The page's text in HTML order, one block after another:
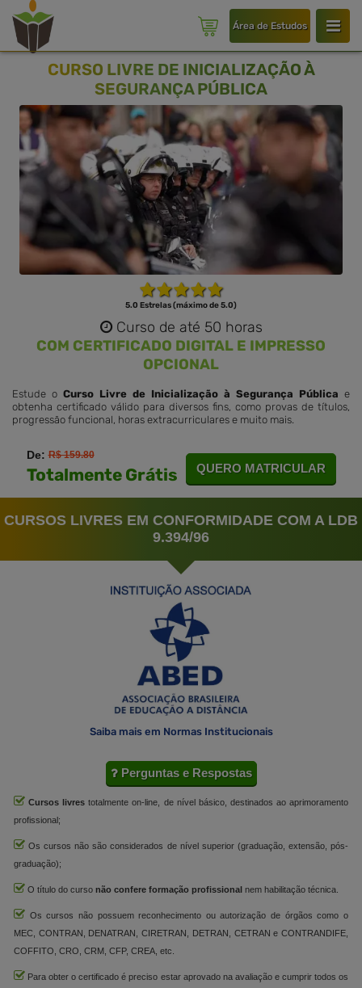
Área de Estudos
CURSO LIVRE DE INICIALIZAÇÃO À
SEGURANÇA PÚBLICA
5.0 Estrelas (máximo de 5.0)
Curso de até 50 horas
COM CERTIFICADO DIGITAL E IMPRESSO
OPCIONAL
Estude o Curso Livre de Inicialização à Segurança Pública e
obtenha certificado válido para diversos fins, como provas de títulos,
progressão funcional, horas extracurriculares e muito mais.
De:R$ 159.80
Totalmente Grátis QUERO MATRICULAR
CURSOS LIVRES EM CONFORMIDADE COM A LDB
9.394/96
Saiba mais em Normas Institucionais
Perguntas e Respostas
Cursos livres totalmente on-line, de nível básico, destinados ao aprimoramento
profissional;
Os cursos não são considerados de nível superior (graduação, extensão, pós-
graduação);
O título do curso não confere formação profissional nem habilitação técnica.
Os cursos não possuem reconhecimento ou autorização de órgãos como o
MEC, CONTRAN, DENATRAN, CIRETRAN, DETRAN, CETRAN e CONTRANDIFE,
COFFITO, CRO, CRM, CFP, CREA, etc.
Para obter o certificado é preciso estar aprovado na avaliação e cumprir todos os